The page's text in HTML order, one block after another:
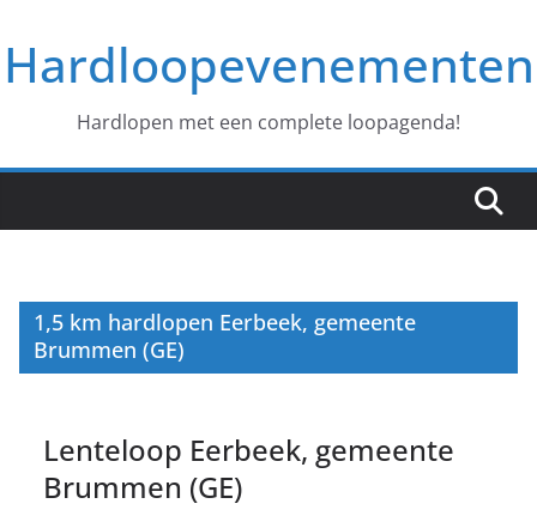
naar
deHardloopevenementen
Hardlopen met een complete loopagenda!
1,5 km hardlopen Eerbeek, gemeente
Brummen (GE)
Lenteloop Eerbeek, gemeente
Brummen (GE)